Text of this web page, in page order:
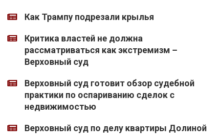
Как Трампу подрезали крылья
Критика властей не должна
рассматриваться как экстремизм –
Верховный суд
Верховный суд готовит обзор судебной
практики по оспариванию сделок с
недвижимостью
Верховный суд по делу квартиры Долиной